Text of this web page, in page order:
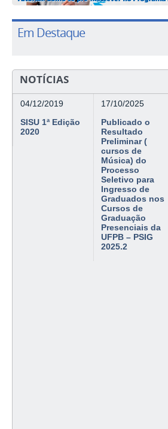
Em Destaque
NOTÍCIAS
04/12/2019
SISU 1ª Edição
2020
17/10/2025
Publicado o
Resultado
Preliminar (
cursos de
Música) do
Processo
Seletivo para
Ingresso de
Graduados nos
Cursos de
Graduação
Presenciais da
UFPB – PSIG
2025.2